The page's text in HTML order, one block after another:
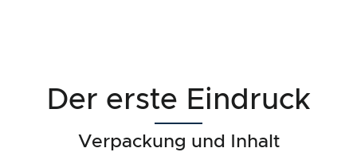
Der erste Eindruck
Verpackung und Inhalt